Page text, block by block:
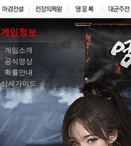
게임정보
게임소개
공식영상
확률안내
상세가이드